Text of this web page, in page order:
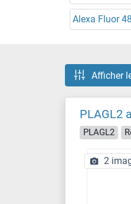
Alexa Fluor
Afficher
PLAGL2
PLAGL2
2